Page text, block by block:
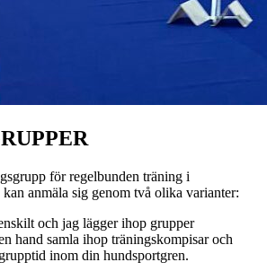
för regelbunden träning i
anmäla sig genom två olika varianter:
och jag lägger ihop grupper
hand samla ihop träningskompisar och
inom din hundsportgren.